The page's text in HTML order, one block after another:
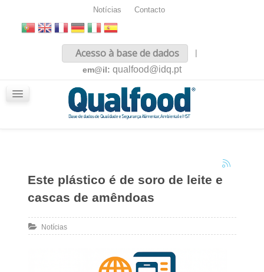
Notícias Contacto
Acesso à base de dados
|
em@il: qualfood@idq.pt
Este plástico é de soro de leite e
cascas de amêndoas
Notícias